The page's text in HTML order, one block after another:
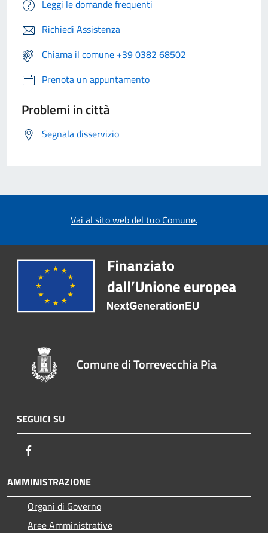
Leggi le domande frequenti
Richiedi Assistenza
Chiama il comune +39 0382 68502
Prenota un appuntamento
Problemi in città
Segnala disservizio
Vai al sito web del tuo Comune.
Comune di Torrevecchia Pia
SEGUICI SU
AMMINISTRAZIONE
Organi di Governo
Aree Amministrative